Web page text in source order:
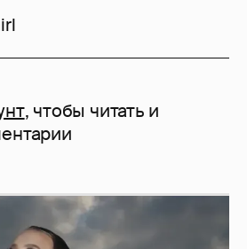
, чтобы читать и